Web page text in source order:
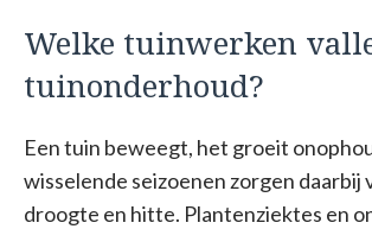
Welke tuinwerken
tuinonderhoud?
Een tuin beweegt, het groeit
wisselende seizoenen zorgen daarbij
droogte en hitte. Plantenziektes en